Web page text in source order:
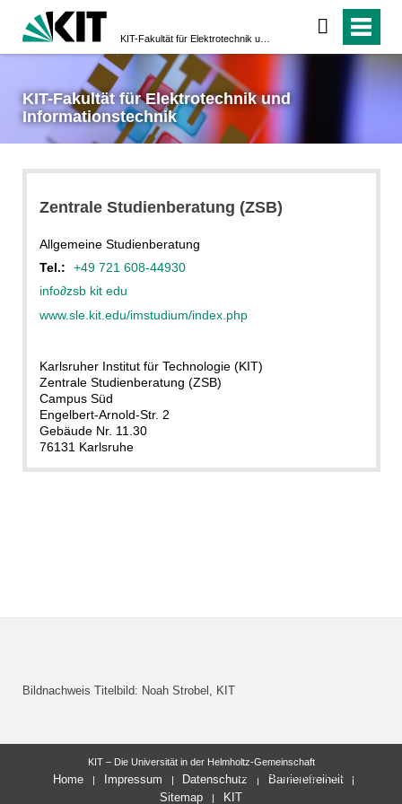
KIT-Fakultät für Elektrotechnik und
Informationstechnik
Zentrale Studienberatung (ZSB)
Allgemeine Studienberatung
Tel.:
+49 721 608-44930
info∂zsb kit edu
www.sle.kit.edu/imstudium/index.php
Karlsruher Institut für Technologie (KIT)
Zentrale Studienberatung (ZSB)
Campus Süd
Engelbert-Arnold-Str. 2
Gebäude Nr. 11.30
76131 Karlsruhe
Bildnachweis Titelbild: Noah Strobel, KIT
letzte Änderung: 10.02.2025
KIT – Die Universität in der Helmholtz-Gemeinschaft
Home Impressum Datenschutz
Barrierefreiheit
Sitemap
KIT